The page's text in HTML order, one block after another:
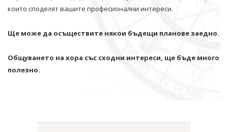
които споделят вашите професионални интереси.
Ще може да осъществите някои бъдещи планове заедно.
Общуването на хора със сходни интереси, ще бъде много
полезно.